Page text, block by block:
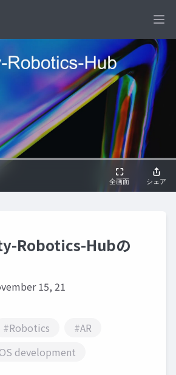
Robotics-Hubの
15, 21
#Robotics
#AR
development